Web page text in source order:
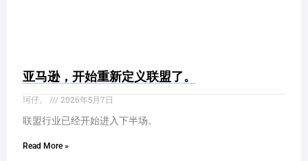
亚马逊，开始重新定义联盟了。
珂仔。
2026年5月7日
联盟行业已经开始进入下半场。
Read More »